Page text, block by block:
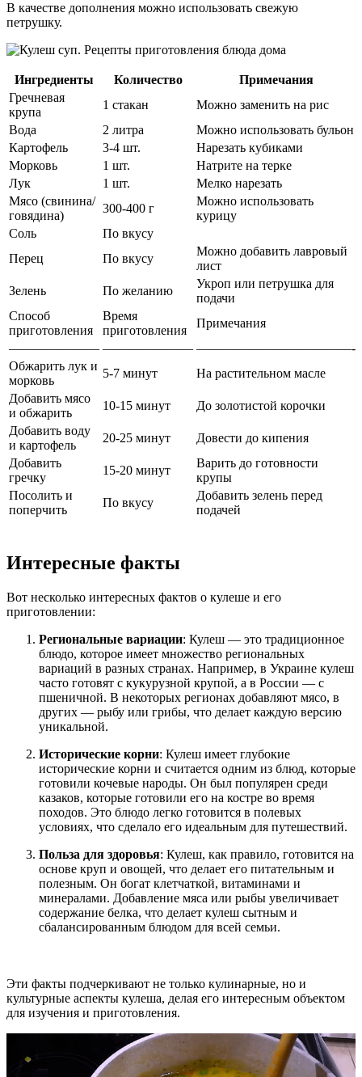
В качестве дополнения можно использовать свежую
петрушку.
Ингредиенты Количество
Примечания
Гречневая
крупа
1 стакан
Можно заменить на рис
Вода
2 литра
Можно использовать бульон
Картофель
3-4 шт.
Нарезать кубиками
Морковь
1 шт.
Натрите на терке
Лук
1 шт.
Мелко нарезать
Мясо (свинина/
говядина)
300-400 г
Можно использовать
курицу
Соль
По вкусу
Перец
По вкусу
Можно добавить лавровый
лист
Зелень
По желанию
Укроп или петрушка для
подачи
Способ
приготовления
Время
приготовления
Примечания
——————— ——————— ————————————-
Обжарить лук и
морковь
5-7 минут
На растительном масле
Добавить мясо
и обжарить
10-15 минут
До золотистой корочки
Добавить воду
и картофель
20-25 минут
Довести до кипения
Добавить
гречку
15-20 минут
Варить до готовности
крупы
Посолить и
поперчить
По вкусу
Добавить зелень перед
подачей
Интересные факты
Вот несколько интересных фактов о кулеше и его
приготовлении:
Региональные вариации: Кулеш — это традиционное
блюдо, которое имеет множество региональных
вариаций в разных странах. Например, в Украине кулеш
часто готовят с кукурузной крупой, а в России — с
пшеничной. В некоторых регионах добавляют мясо, в
других — рыбу или грибы, что делает каждую версию
уникальной.
Исторические корни: Кулеш имеет глубокие
исторические корни и считается одним из блюд, которые
готовили кочевые народы. Он был популярен среди
казаков, которые готовили его на костре во время
походов. Это блюдо легко готовится в полевых
условиях, что сделало его идеальным для путешествий.
Польза для здоровья: Кулеш, как правило, готовится на
основе круп и овощей, что делает его питательным и
полезным. Он богат клетчаткой, витаминами и
минералами. Добавление мяса или рыбы увеличивает
содержание белка, что делает кулеш сытным и
сбалансированным блюдом для всей семьи.
Эти факты подчеркивают не только кулинарные, но и
культурные аспекты кулеша, делая его интересным объектом
для изучения и приготовления.